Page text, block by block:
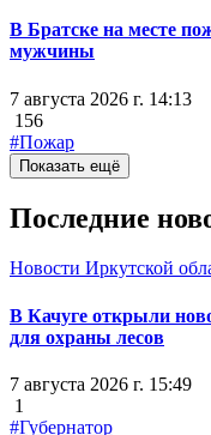
В Братске на месте
мужчины
7 августа 2026 г. 14:13
156
#Пожар
Показать ещё
Последние
Новости Иркутской
В Качуге открыли
для охраны лесов
7 августа 2026 г. 15:49
1
#Губернатор